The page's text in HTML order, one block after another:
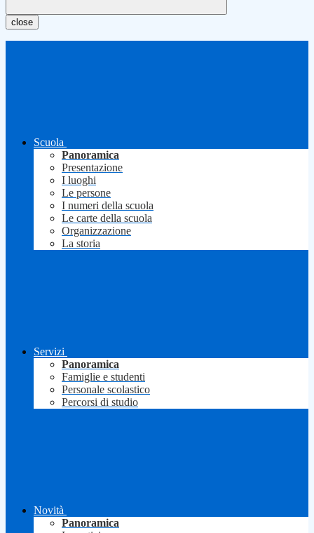
close
Scuola
Panoramica
Presentazione
I luoghi
Le persone
I numeri della scuola
Le carte della scuola
Organizzazione
La storia
Servizi
Panoramica
Famiglie e studenti
Personale scolastico
Percorsi di studio
Novità
Panoramica